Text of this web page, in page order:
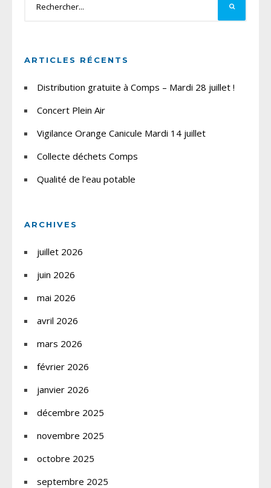
ARTICLES RÉCENTS
Distribution gratuite à Comps – Mardi 28 juillet !
Concert Plein Air
Vigilance Orange Canicule Mardi 14 juillet
Collecte déchets Comps
Qualité de l’eau potable
ARCHIVES
juillet 2026
juin 2026
mai 2026
avril 2026
mars 2026
février 2026
janvier 2026
décembre 2025
novembre 2025
octobre 2025
septembre 2025